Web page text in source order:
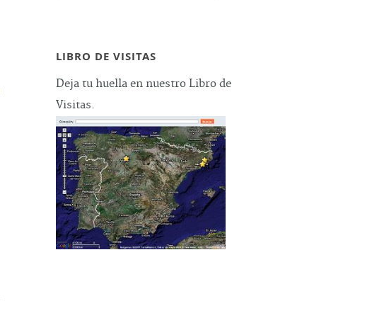
LIBRO DE VISITAS
Deja tu huella en nuestro Libro de
Visitas.